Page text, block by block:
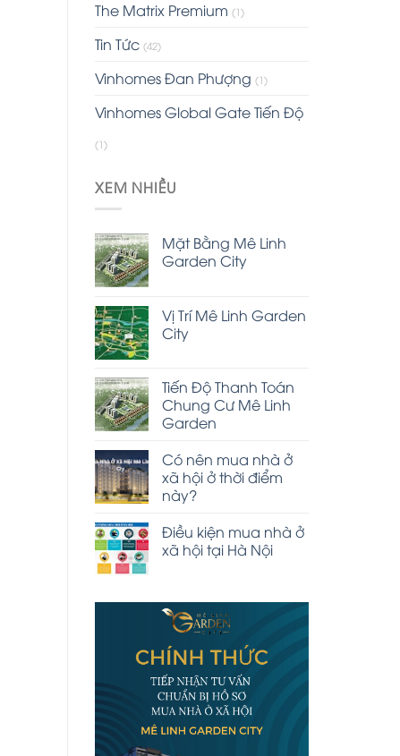
The Matrix Premium (1)
Tin Tức (42)
Vinhomes Đan Phượng (1)
Vinhomes Global Gate Tiến Độ
(1)
XEM NHIỀU
Mặt Bằng Mê Linh
Garden City
Vị Trí Mê Linh Garden
City
Tiến Độ Thanh Toán
Chung Cư Mê Linh
Garden
Có nên mua nhà ở
xã hội ở thời điểm
này?
Điều kiện mua nhà ở
xã hội tại Hà Nội